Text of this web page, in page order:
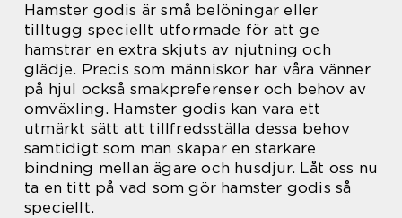
Hamster godis är små belöningar eller
tilltugg speciellt utformade för att ge
hamstrar en extra skjuts av njutning och
glädje. Precis som människor har våra vänner
på hjul också smakpreferenser och behov av
omväxling. Hamster godis kan vara ett
utmärkt sätt att tillfredsställa dessa behov
samtidigt som man skapar en starkare
bindning mellan ägare och husdjur. Låt oss nu
ta en titt på vad som gör hamster godis så
speciellt.